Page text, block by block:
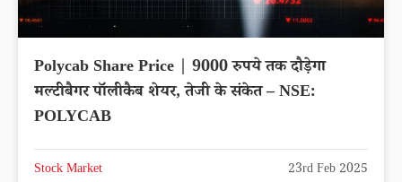
Polycab Share Price | 9000 रुपये तक दौड़ेगा
मल्टीबैगर पॉलीकैब शेयर, तेजी के संकेत – NSE:
POLYCAB
Stock Market 23rd Feb 2025